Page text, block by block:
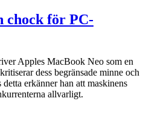
chock för PC-
Apples MacBook Neo som en
dess begränsade minne och
erkänner han att maskinens
allvarligt.